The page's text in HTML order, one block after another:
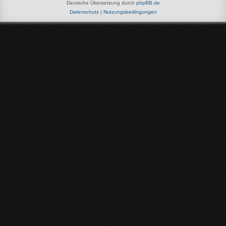
Deutsche Übersetzung durch phpBB.de
Datenschutz| Nutzungsbedingungen